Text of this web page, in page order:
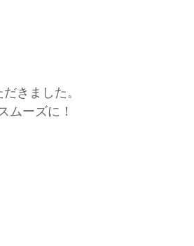
きました。
ムーズに！